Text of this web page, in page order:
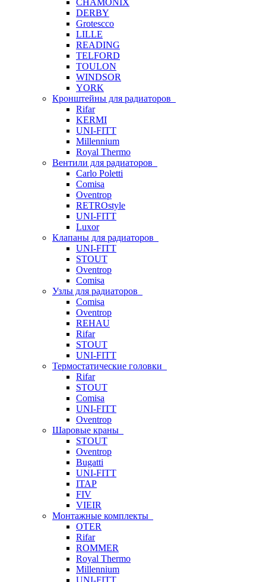
CHAMONIX
DERBY
Grotescco
LILLE
READING
TELFORD
TOULON
WINDSOR
YORK
Кронштейны для радиаторов
Rifar
KERMI
UNI-FITT
Millennium
Royal Thermo
Вентили для радиаторов
Carlo Poletti
Comisa
Oventrop
RETROstyle
UNI-FITT
Luxor
Клапаны для радиаторов
UNI-FITT
STOUT
Oventrop
Comisa
Узлы для радиаторов
Comisa
Oventrop
REHAU
Rifar
STOUT
UNI-FITT
Термостатические головки
Rifar
STOUT
Comisa
UNI-FITT
Oventrop
Шаровые краны
STOUT
Oventrop
Bugatti
UNI-FITT
ITAP
FIV
VIEIR
Монтажные комплекты
OTER
Rifar
ROMMER
Royal Thermo
Millennium
UNI-FITT